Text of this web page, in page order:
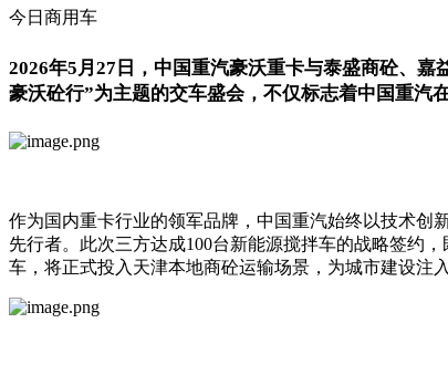
今日商用车
2026年5月27日，中国重汽豪沃重卡与泰盛商砼、
豪沃砼行”为主题的交车盛会，不仅标志着中国重汽
作为国内重卡行业的领军品牌，中国重汽始终以技术创
先行者。此次三方达成100台新能源搅拌车的战略签约
车，将正式投入天津本地商砼运输场景，为城市建设注